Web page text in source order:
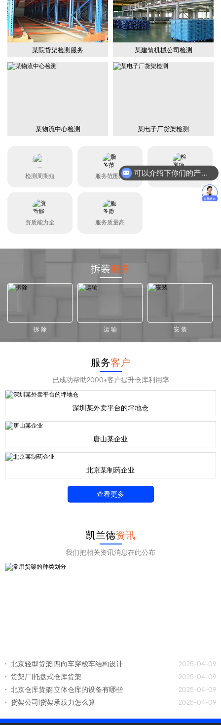
某院货架检测服务 某建筑机械公司检测
某物流中心检测 某电子厂货架检测
检测周期短 服务范围广 检测项目全
资质能力全 服务质量高
拆装服务
拆 除 运 输 安 装
服务客户
已成功帮助2000+客户提升仓库利用率
深圳某外卖平台的坪地仓
唐山某企业
北京某制药企业
查看更多
凯兰德资讯
我们把相关资讯消息在此公布
北京轻型货架|四向车穿梭车结构设计
2025-04-09
货架厂|托盘式仓库货架
2025-04-09
北京仓库货架|立体仓库的设备有哪些
2025-04-09
货架公司|货架承载力怎么算
2025-04-09
可以介绍下你们的产品么？